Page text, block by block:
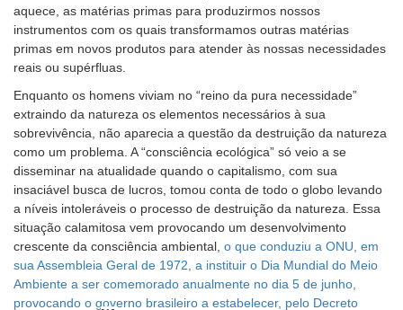
aquece, as matérias primas para produzirmos nossos
instrumentos com os quais transformamos outras matérias
primas em novos produtos para atender às nossas necessidades
reais ou supérfluas.
Enquanto os homens viviam no “reino da pura necessidade”
extraindo da natureza os elementos necessários à sua
sobrevivência, não aparecia a questão da destruição da natureza
como um problema. A “consciência ecológica” só veio a se
disseminar na atualidade quando o capitalismo, com sua
insaciável busca de lucros, tomou conta de todo o globo levando
a níveis intoleráveis o processo de destruição da natureza. Essa
situação calamitosa vem provocando um desenvolvimento
crescente da consciência ambiental, o que conduziu a ONU, em
sua Assembleia Geral de 1972, a instituir o Dia Mundial do Meio
Ambiente a ser comemorado anualmente no dia 5 de junho,
provocando o governo brasileiro a estabelecer, pelo Decreto